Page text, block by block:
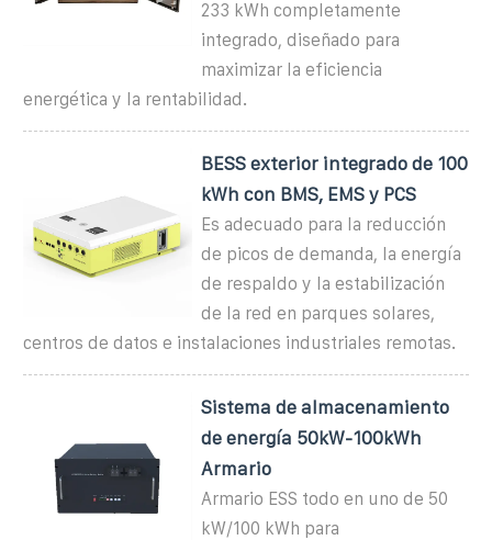
233 kWh completamente
integrado, diseñado para
maximizar la eficiencia
energética y la rentabilidad.
BESS exterior integrado de 100
kWh con BMS, EMS y PCS
Es adecuado para la reducción
de picos de demanda, la energía
de respaldo y la estabilización
de la red en parques solares,
centros de datos e instalaciones industriales remotas.
Sistema de almacenamiento
de energía 50kW-100kWh
Armario
Armario ESS todo en uno de 50
kW/100 kWh para